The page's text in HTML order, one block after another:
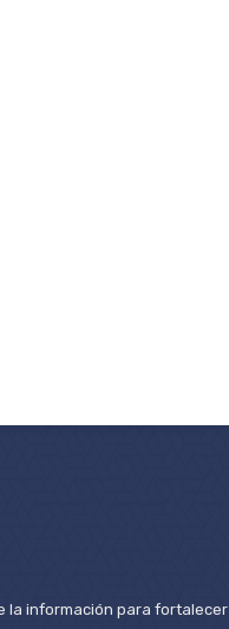
la información para fortalecer